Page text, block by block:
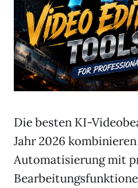
Die besten KI-
Jahr 2026
Automatisierung mit